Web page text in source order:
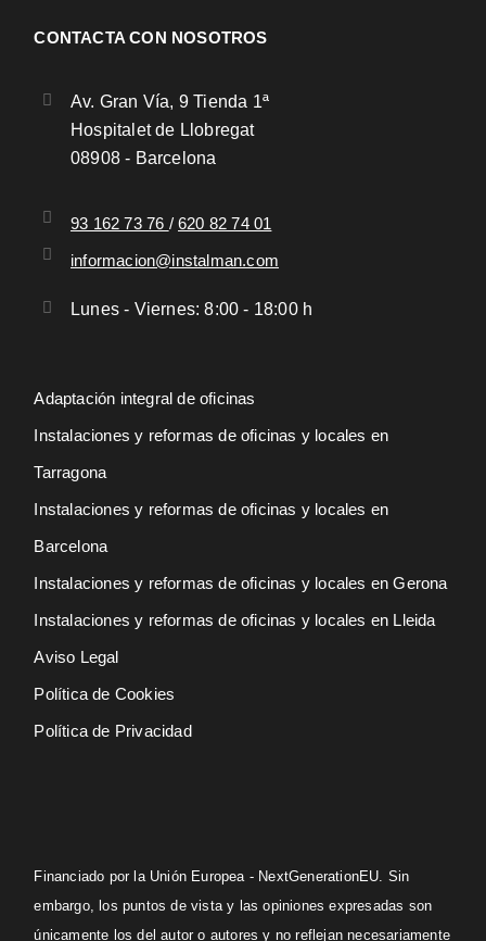
CONTACTA CON NOSOTROS
Av. Gran Vía, 9 Tienda 1ª
Hospitalet de Llobregat
08908 - Barcelona
93 162 73 76 / 620 82 74 01
informacion@instalman.com
Lunes - Viernes: 8:00 - 18:00 h
Adaptación integral de oficinas
Instalaciones y reformas de oficinas y locales en
Tarragona
Instalaciones y reformas de oficinas y locales en
Barcelona
Instalaciones y reformas de oficinas y locales en Gerona
Instalaciones y reformas de oficinas y locales en Lleida
Aviso Legal
Política de Cookies
Política de Privacidad
Financiado por la Unión Europea - NextGenerationEU. Sin
embargo, los puntos de vista y las opiniones expresadas son
únicamente los del autor o autores y no reflejan necesariamente